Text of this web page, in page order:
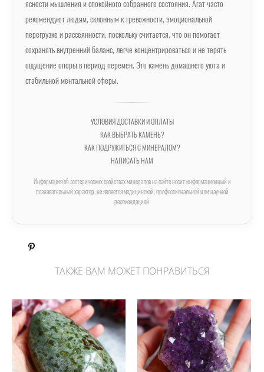
ясности мышления и спокойного собранного состояния. Агат часто
рекомендуют людям, склонным к тревожности, эмоциональной
перегрузке и рассеянности, поскольку считается, что он помогает
сохранять внутренний баланс, легче концентрироваться и не терять
ощущение опоры в период перемен. Это камень домашнего уюта и
стабильной ментальной сферы.
УСЛОВИЯ ДОСТАВКИ И ОПЛАТЫ
КАК ВЫБРАТЬ КАМЕНЬ?
КАК ПОДРУЖИТЬСЯ С МИНЕРАЛОМ?
НАПИСАТЬ НАМ
Информация об эзотерических свойствах минералов на сайте носит информационный и
познавательный характер, не является медицинской, профессиональной или научной
рекомендацией.
ТАКЖЕ ВАМ МОЖЕТ ПОНРАВИТЬСЯ